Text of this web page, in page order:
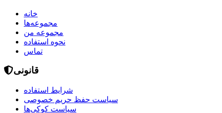
خانه
مجموعه‌ها
مجموعه من
نحوه استفاده
تماس
قانونی
شرایط استفاده
سیاست حفظ حریم خصوصی
سیاست کوکی‌ها